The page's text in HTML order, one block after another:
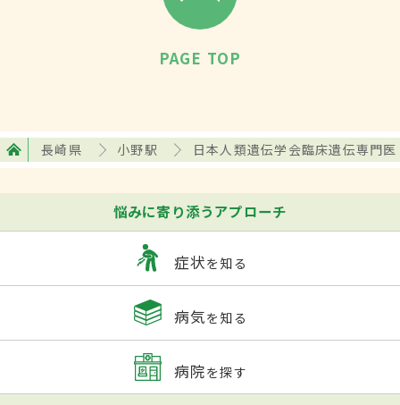
PAGE TOP
長崎県 小野駅 日本人類遺伝学会臨床遺伝専門医
悩みに寄り添うアプローチ
症状を知る
病気を知る
病院を探す